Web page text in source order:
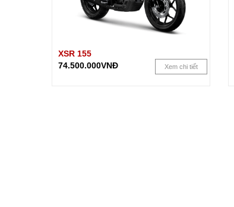
XSR 155
74.500.000VNĐ
Xem chi tiết